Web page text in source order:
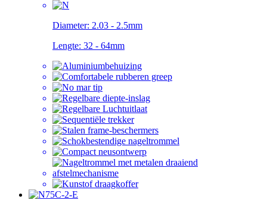
Diameter: 2.03 - 2.5mm
Lengte: 32 - 64mm